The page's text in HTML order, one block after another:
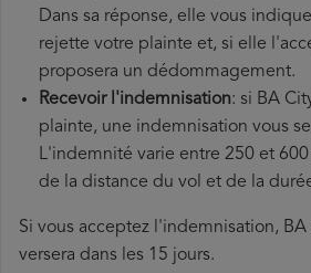
Dans sa réponse, elle vous
rejette votre plainte et, si elle
proposera un dédommagement.
Recevoir l'indemnisation: si BA
plainte, une indemnisation vous
L'indemnité varie entre 250 et
de la distance du vol et de la
Si vous acceptez l'indemnisation,
versera dans les 15 jours.